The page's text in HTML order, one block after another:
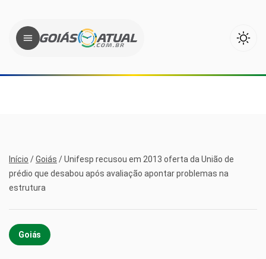
Início /Goiás /Unifesp recusou em 2013 oferta da União de
prédio que desabou após avaliação apontar problemas na
estrutura
Goiás